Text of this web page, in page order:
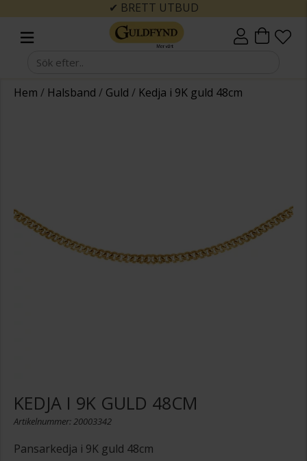
✔ BRETT UTBUD
Hem / Halsband / Guld / Kedja i 9K guld 48cm
KEDJA I 9K GULD 48CM
Artikelnummer: 20003342
Pansarkedja i 9K guld 48cm